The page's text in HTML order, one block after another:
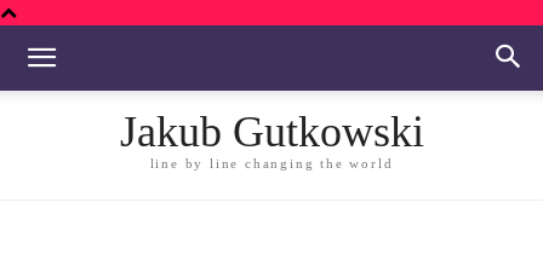
Jakub Gutkowski
line by line changing the world